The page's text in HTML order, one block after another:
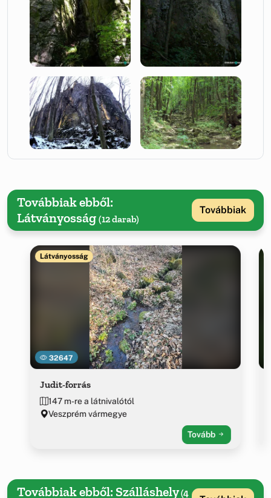
Továbbiak ebből:
Látványosság (12 darab)
Továbbiak
32647
Látványosság
Judit-forrás
147 m-re a látnivalótól
Veszprém vármegye
Tovább
Továbbiak ebből: Szálláshely(4